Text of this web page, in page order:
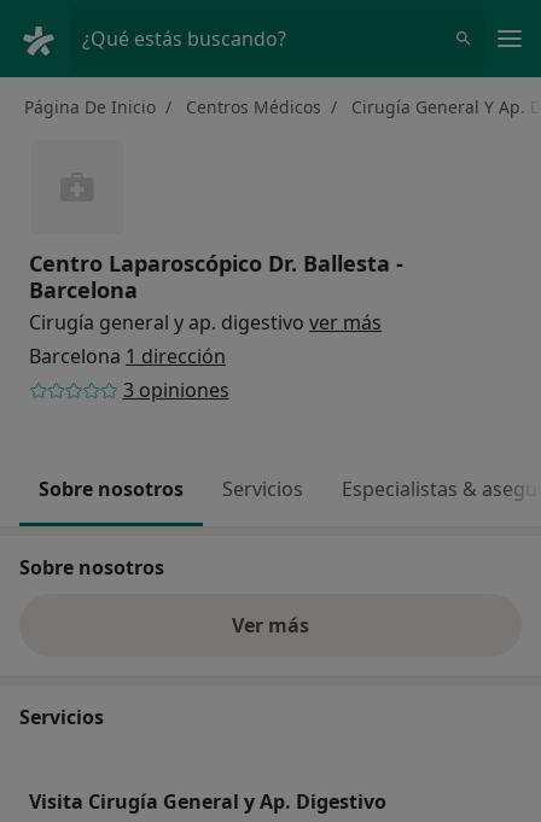
¿Qué estás buscando?
Página De Inicio Centros Médicos Cirugía General Y Ap.
Centro Laparoscópico Dr. Ballesta -
Barcelona
Cirugía general y ap. digestivo ver más
Barcelona 1 dirección
3 opiniones
Sobre nosotros Servicios Especialistas &
Sobre nosotros
Ver más
Servicios
Visita Cirugía General y Ap. Digestivo